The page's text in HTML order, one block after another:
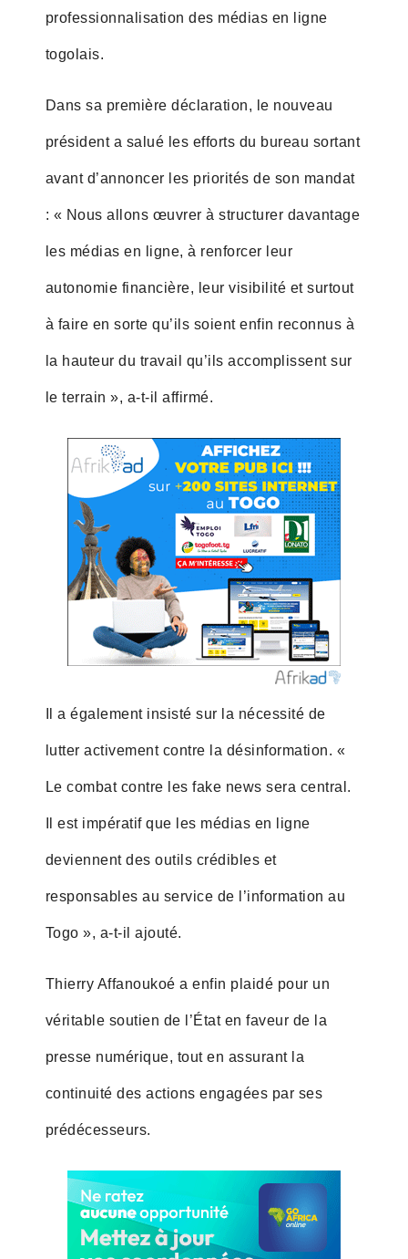
professionnalisation des médias en ligne
togolais.
Dans sa première déclaration, le nouveau
président a salué les efforts du bureau sortant
avant d’annoncer les priorités de son mandat
: « Nous allons œuvrer à structurer davantage
les médias en ligne, à renforcer leur
autonomie financière, leur visibilité et surtout
à faire en sorte qu’ils soient enfin reconnus à
la hauteur du travail qu’ils accomplissent sur
le terrain », a-t-il affirmé.
Il a également insisté sur la nécessité de
lutter activement contre la désinformation. «
Le combat contre les fake news sera central.
Il est impératif que les médias en ligne
deviennent des outils crédibles et
responsables au service de l’information au
Togo », a-t-il ajouté.
Thierry Affanoukoé a enfin plaidé pour un
véritable soutien de l’État en faveur de la
presse numérique, tout en assurant la
continuité des actions engagées par ses
prédécesseurs.